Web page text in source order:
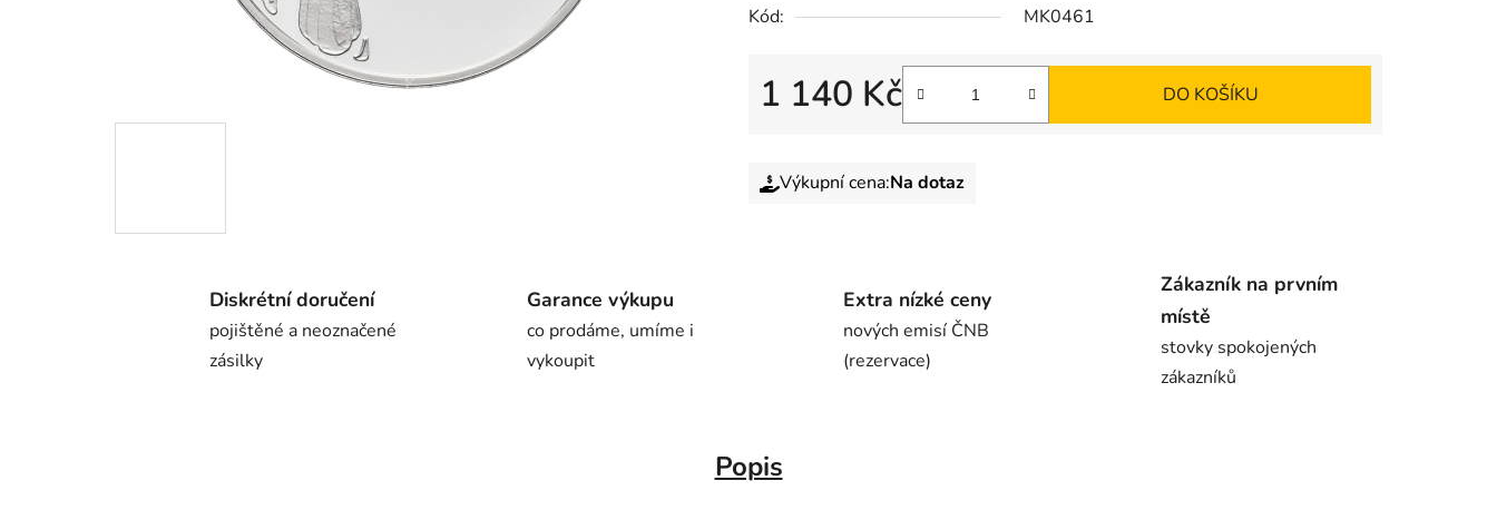
Kód:
MK0461
1 140 Kč DO KOŠÍKU
Výkupní cena:Na dotaz
Diskrétní doručení
pojištěné a neoznačené
zásilky
Garance výkupu
co prodáme, umíme i
vykoupit
Extra nízké ceny
nových emisí ČNB
(rezervace)
Zákazník na prvním
místě
stovky spokojených
zákazníků
Popis